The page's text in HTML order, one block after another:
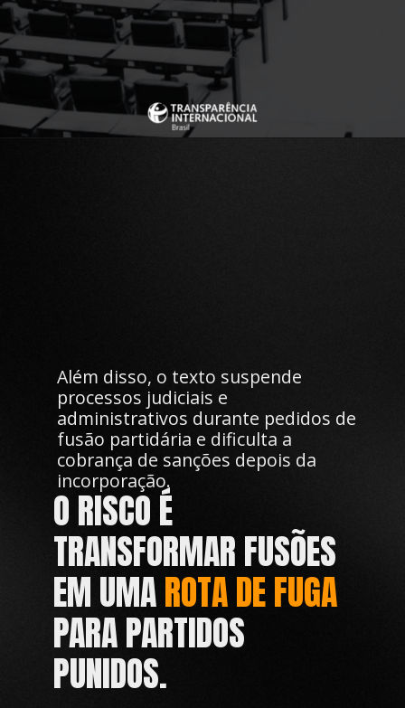
Além disso, o texto suspende
processos judiciais e
administrativos durante pedidos de
fusão partidária e dificulta a
cobrança de sanções depois da
incorporação.
O RISCO É
TRANSFORMAR FUSÕES
EM UMAROTA DE FUGA
PARA PARTIDOS
PUNIDOS.